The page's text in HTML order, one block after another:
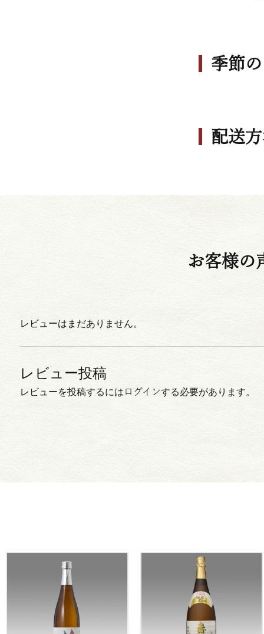
季節
配送
お客様の
レビューはまだありません。
レビューを投稿するには ログインする必要があります。